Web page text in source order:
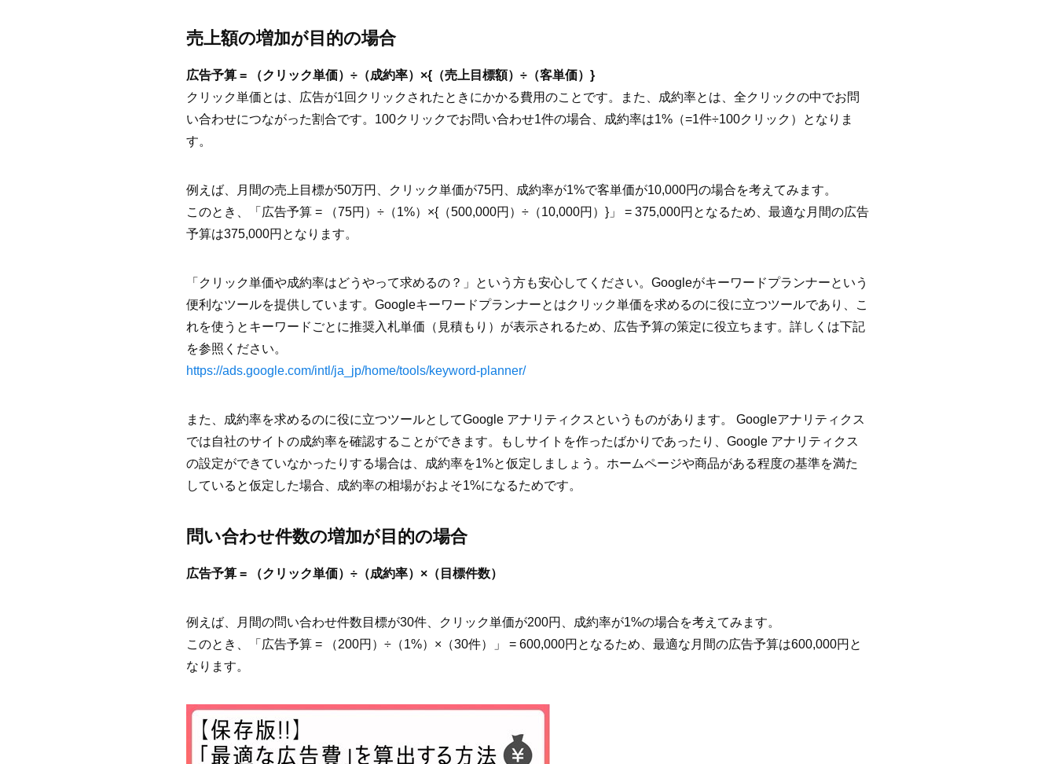
売上額の増加が目的の場合
広告予算 = （クリック単価）÷（成約率）×{（売上目標額）÷（客単価）}
クリック単価とは、広告が1回クリックされたときにかかる費用のことです。また、成約率とは、全クリックの中でお問
い合わせにつながった割合です。100クリックでお問い合わせ1件の場合、成約率は1%（=1件÷100クリック）となりま
す。
例えば、月間の売上目標が50万円、クリック単価が75円、成約率が1%で客単価が10,000円の場合を考えてみます。
このとき、「広告予算 = （75円）÷（1%）×{（500,000円）÷（10,000円）}」 = 375,000円となるため、最適な月間の広告
予算は375,000円となります。
「クリック単価や成約率はどうやって求めるの？」という方も安心してください。Googleがキーワードプランナーという
便利なツールを提供しています。Googleキーワードプランナーとはクリック単価を求めるのに役に立つツールであり、こ
れを使うとキーワードごとに推奨入札単価（見積もり）が表示されるため、広告予算の策定に役立ちます。詳しくは下記
を参照ください。
https://ads.google.com/intl/ja_jp/home/tools/keyword-planner/
また、成約率を求めるのに役に立つツールとしてGoogle アナリティクスというものがあります。 Googleアナリティクス
では自社のサイトの成約率を確認することができます。もしサイトを作ったばかりであったり、Google アナリティクス
の設定ができていなかったりする場合は、成約率を1%と仮定しましょう。ホームページや商品がある程度の基準を満た
していると仮定した場合、成約率の相場がおよそ1%になるためです。
問い合わせ件数の増加が目的の場合
広告予算 = （クリック単価）÷（成約率）×（目標件数）
例えば、月間の問い合わせ件数目標が30件、クリック単価が200円、成約率が1%の場合を考えてみます。
このとき、「広告予算 = （200円）÷（1%）×（30件）」 = 600,000円となるため、最適な月間の広告予算は600,000円と
なります。